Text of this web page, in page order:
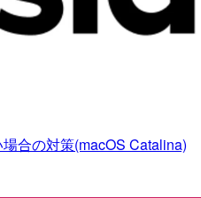
合の対策(macOS Catalina)